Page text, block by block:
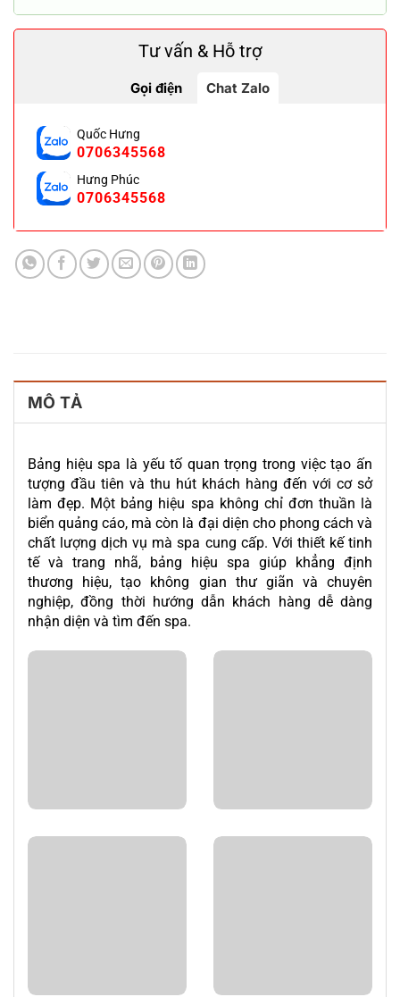
Tư vấn & Hỗ trợ
Gọi điện Chat Zalo
Quốc Hưng
0706345568
Hưng Phúc
0706345568
MÔ TẢ
Bảng hiệu spa là yếu tố quan trọng trong việc tạo ấn
tượng đầu tiên và thu hút khách hàng đến với cơ sở
làm đẹp. Một bảng hiệu spa không chỉ đơn thuần là
biển quảng cáo, mà còn là đại diện cho phong cách và
chất lượng dịch vụ mà spa cung cấp. Với thiết kế tinh
tế và trang nhã, bảng hiệu spa giúp khẳng định
thương hiệu, tạo không gian thư giãn và chuyên
nghiệp, đồng thời hướng dẫn khách hàng dễ dàng
nhận diện và tìm đến spa.